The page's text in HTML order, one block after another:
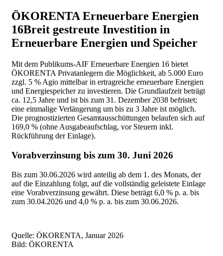
ÖKORENTA Erneuerbare Energien
16Breit gestreute Investition in
Erneuerbare Energien und Speicher
Mit dem Publikums-AIF Erneuerbare Energien 16 bietet
ÖKORENTA Privatanlegern die Möglichkeit, ab 5.000 Euro
zzgl. 5 % Agio mittelbar in ertragreiche erneuerbare Energien
und Energiespeicher zu investieren. Die Grundlaufzeit beträgt
ca. 12,5 Jahre und ist bis zum 31. Dezember 2038 befristet;
eine einmalige Verlängerung um bis zu 3 Jahre ist möglich.
Die prognostizierten Gesamtausschüttungen belaufen sich auf
169,0 % (ohne Ausgabeaufschlag, vor Steuern inkl.
Rückführung der Einlage).
Vorabverzinsung bis zum 30. Juni 2026
Bis zum 30.06.2026 wirdanteilig ab dem 1. des Monats, der
auf die Einzahlung folgt,auf die vollständig geleistete Einlage
eine Vorabverzinsung gewährt. Diese beträgt 6,0 % p. a. bis
zum 30.04.2026 und 4,0 % p. a. bis zum 30.06.2026.
Quelle: ÖKORENTA, Januar 2026
Bild: ÖKORENTA